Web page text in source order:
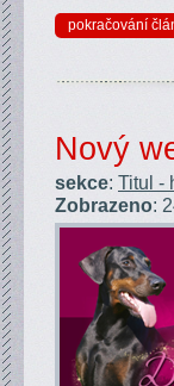
pokračování
Nový
sekce: Titul -
Zobrazeno: